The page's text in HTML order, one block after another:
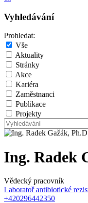
Vyhledávání
Prohledat:
Vše
Aktuality
Stránky
Akce
Kariéra
Zaměstnanci
Publikace
Projekty
Ing. Radek
Vědecký pracovník
Laboratoř antibiotické
+420296442350